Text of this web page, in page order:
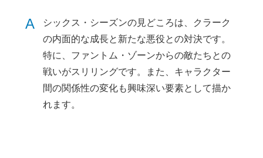
A
シックス・シーズンの見どころは、クラーク
の内面的な成長と新たな悪役との対決です。
特に、ファントム・ゾーンからの敵たちとの
戦いがスリリングです。また、キャラクター
間の関係性の変化も興味深い要素として描か
れます。